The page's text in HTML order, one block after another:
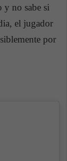
y no sabe si
el jugador
por